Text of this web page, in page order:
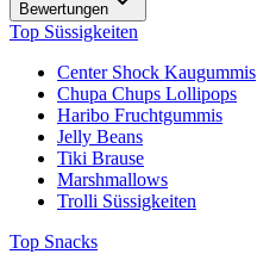
Bewertungen
Top Süssigkeiten
Center Shock Kaugummis
Chupa Chups Lollipops
Haribo Fruchtgummis
Jelly Beans
Tiki Brause
Marshmallows
Trolli Süssigkeiten
Top Snacks